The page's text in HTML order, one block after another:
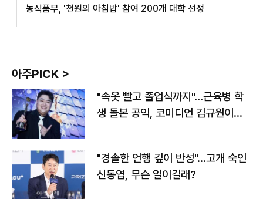
농식품부, '천원의 아침밥' 참여 200개 대학 선정
아주PICK >
"속옷 빨고 졸업식까지"…근육병 학
생 돌본 공익, 코미디언 김규원이었
"경솔한 언행 깊이 반성"…고개 숙인
신동엽, 무슨 일이길래?